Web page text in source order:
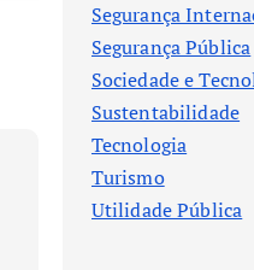
Segurança
Segurança Pública
Sociedade e
Sustentabilidade
Tecnologia
Turismo
Utilidade Pública